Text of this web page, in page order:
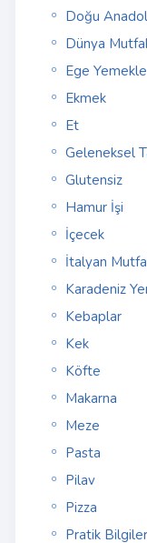
Doğu
Dünya
Ege
Ekmek
Et
Geleneksel
Glutensiz
Hamur İşi
İçecek
İtalyan
Karadeniz
Kebaplar
Kek
Köfte
Makarna
Meze
Pasta
Pilav
Pizza
Pratik Bilgiler